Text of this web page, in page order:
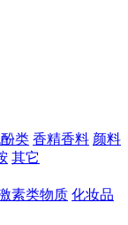
类 香精香料 颜料
其它
素类物质 化妆品